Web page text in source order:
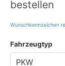
bestellen
Wunschkennzeichen
Fahrzeugtyp